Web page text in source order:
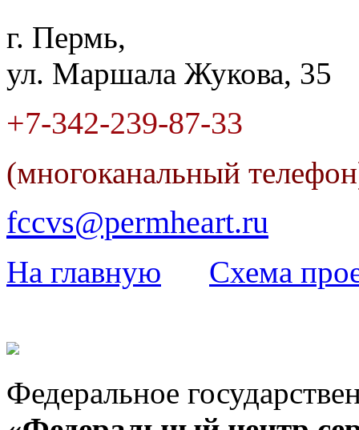
г. Пермь,
ул. Маршала Жукова, 35
+7-342-239-87-33
(многоканальный
fccvs@permheart.ru
На главную Cхема
Федеральное